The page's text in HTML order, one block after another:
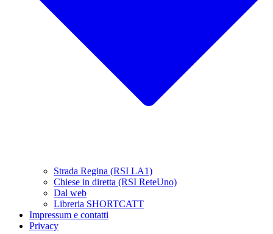
Strada Regina (RSI LA1)
Chiese in diretta (RSI ReteUno)
Dal web
Libreria SHORTCATT
Impressum e contatti
Privacy